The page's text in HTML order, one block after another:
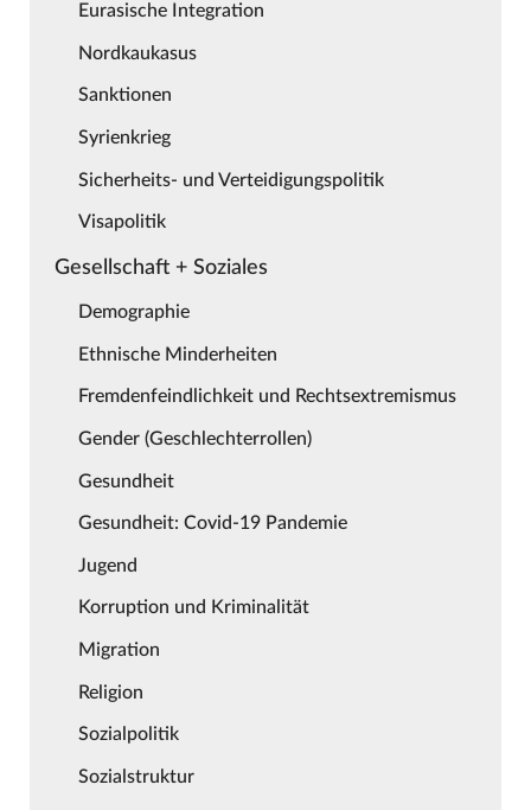
Eurasische Integration
Nordkaukasus
Sanktionen
Syrienkrieg
Sicherheits- und Verteidigungspolitik
Visapolitik
Gesellschaft + Soziales
Demographie
Ethnische Minderheiten
Fremdenfeindlichkeit und Rechtsextremismus
Gender (Geschlechterrollen)
Gesundheit
Gesundheit: Covid-19 Pandemie
Jugend
Korruption und Kriminalität
Migration
Religion
Sozialpolitik
Sozialstruktur